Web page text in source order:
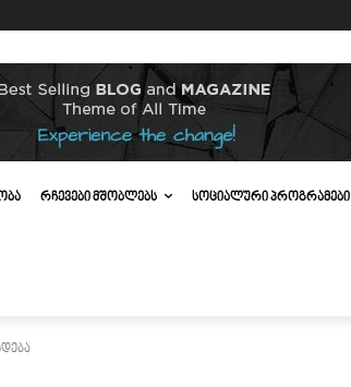
ᲠᲩᲔᲕᲔᲑᲘ ᲛᲨᲝᲑᲚᲔᲑᲡ ᲡᲝᲪᲘᲐᲚᲣᲠᲘ ᲞᲠᲝᲒᲠᲐᲛᲔᲑᲘ